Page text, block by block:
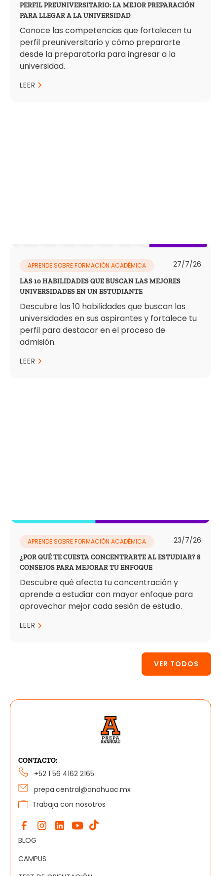
PERFIL PREUNIVERSITARIO: LA MEJOR PREPARACIÓN
PARA LLEGAR A LA UNIVERSIDAD
Conoce las competencias que fortalecen tu
perfil preuniversitario y cómo prepararte
desde la preparatoria para ingresar a la
universidad.
LEER
APRENDE SOBRE FORMACIÓN ACADÉMICA 27/7/26
LAS 10 HABILIDADES QUE BUSCAN LAS MEJORES
UNIVERSIDADES EN UN ESTUDIANTE
Descubre las 10 habilidades que buscan las
universidades en sus aspirantes y fortalece tu
perfil para destacar en el proceso de
admisión.
LEER
APRENDE SOBRE FORMACIÓN ACADÉMICA 23/7/26
¿POR QUÉ TE CUESTA CONCENTRARTE AL ESTUDIAR? 8
CONSEJOS PARA MEJORAR TU ENFOQUE
Descubre qué afecta tu concentración y
aprende a estudiar con mayor enfoque para
aprovechar mejor cada sesión de estudio.
LEER
VER TODOS
CONTACTO:
+52 1 56 4162 2165
prepa.central@anahuac.mx
Trabaja con nosotros
BLOG
CAMPUS